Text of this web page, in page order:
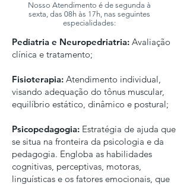
Nosso Atendimento é de segunda à
sexta, das 08h às 17h, nas seguintes
especialidades:
Pediatria e Neuropedriatria: Avaliação
clínica e tratamento;
Fisioterapia: Atendimento individual,
visando adequação do tônus muscular,
equilíbrio estático, dinâmico e postural;
Psicopedagogia: Estratégia de ajuda que
se situa na fronteira da psicologia e da
pedagogia. Engloba as habilidades
cognitivas, perceptivas, motoras,
linguísticas e os fatores emocionais, que